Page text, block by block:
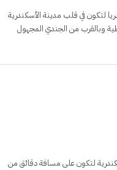
لتكون في قلب مدينة الأسكندرية
وبالقرب من الجندي المجهول
لتكون على مسافة دقائق من